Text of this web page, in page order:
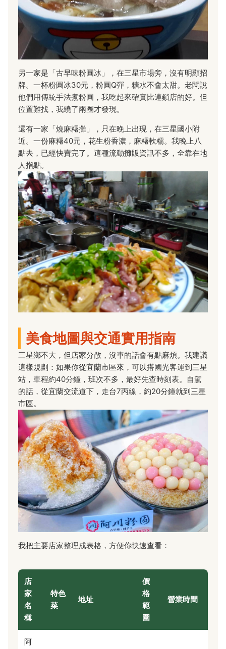
另一家是「古早味粉圓冰」，在三星市場旁，沒有明顯招
牌。一杯粉圓冰30元，粉圓Q彈，糖水不會太甜。老闆說
他們用傳統手法煮粉圓，我吃起來確實比連鎖店的好。但
位置難找，我繞了兩圈才發現。
還有一家「燒麻糬攤」，只在晚上出現，在三星國小附
近。一份麻糬40元，花生粉香濃，麻糬軟糯。我晚上八
點去，已經快賣完了。這種流動攤販資訊不多，全靠在地
人指點。
美食地圖與交通實用指南
三星鄉不大，但店家分散，沒車的話會有點麻煩。我建議
這樣規劃：如果你從宜蘭市區來，可以搭國光客運到三星
站，車程約40分鐘，班次不多，最好先查時刻表。自駕
的話，從宜蘭交流道下，走台7丙線，約20分鐘就到三星
市區。
我把主要店家整理成表格，方便你快速查看：
店
家
名
稱
特色
菜
地址
價
格
範
圍
營業時間
阿